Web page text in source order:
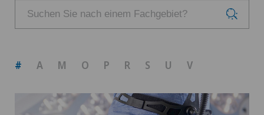
# A M O P R S U V